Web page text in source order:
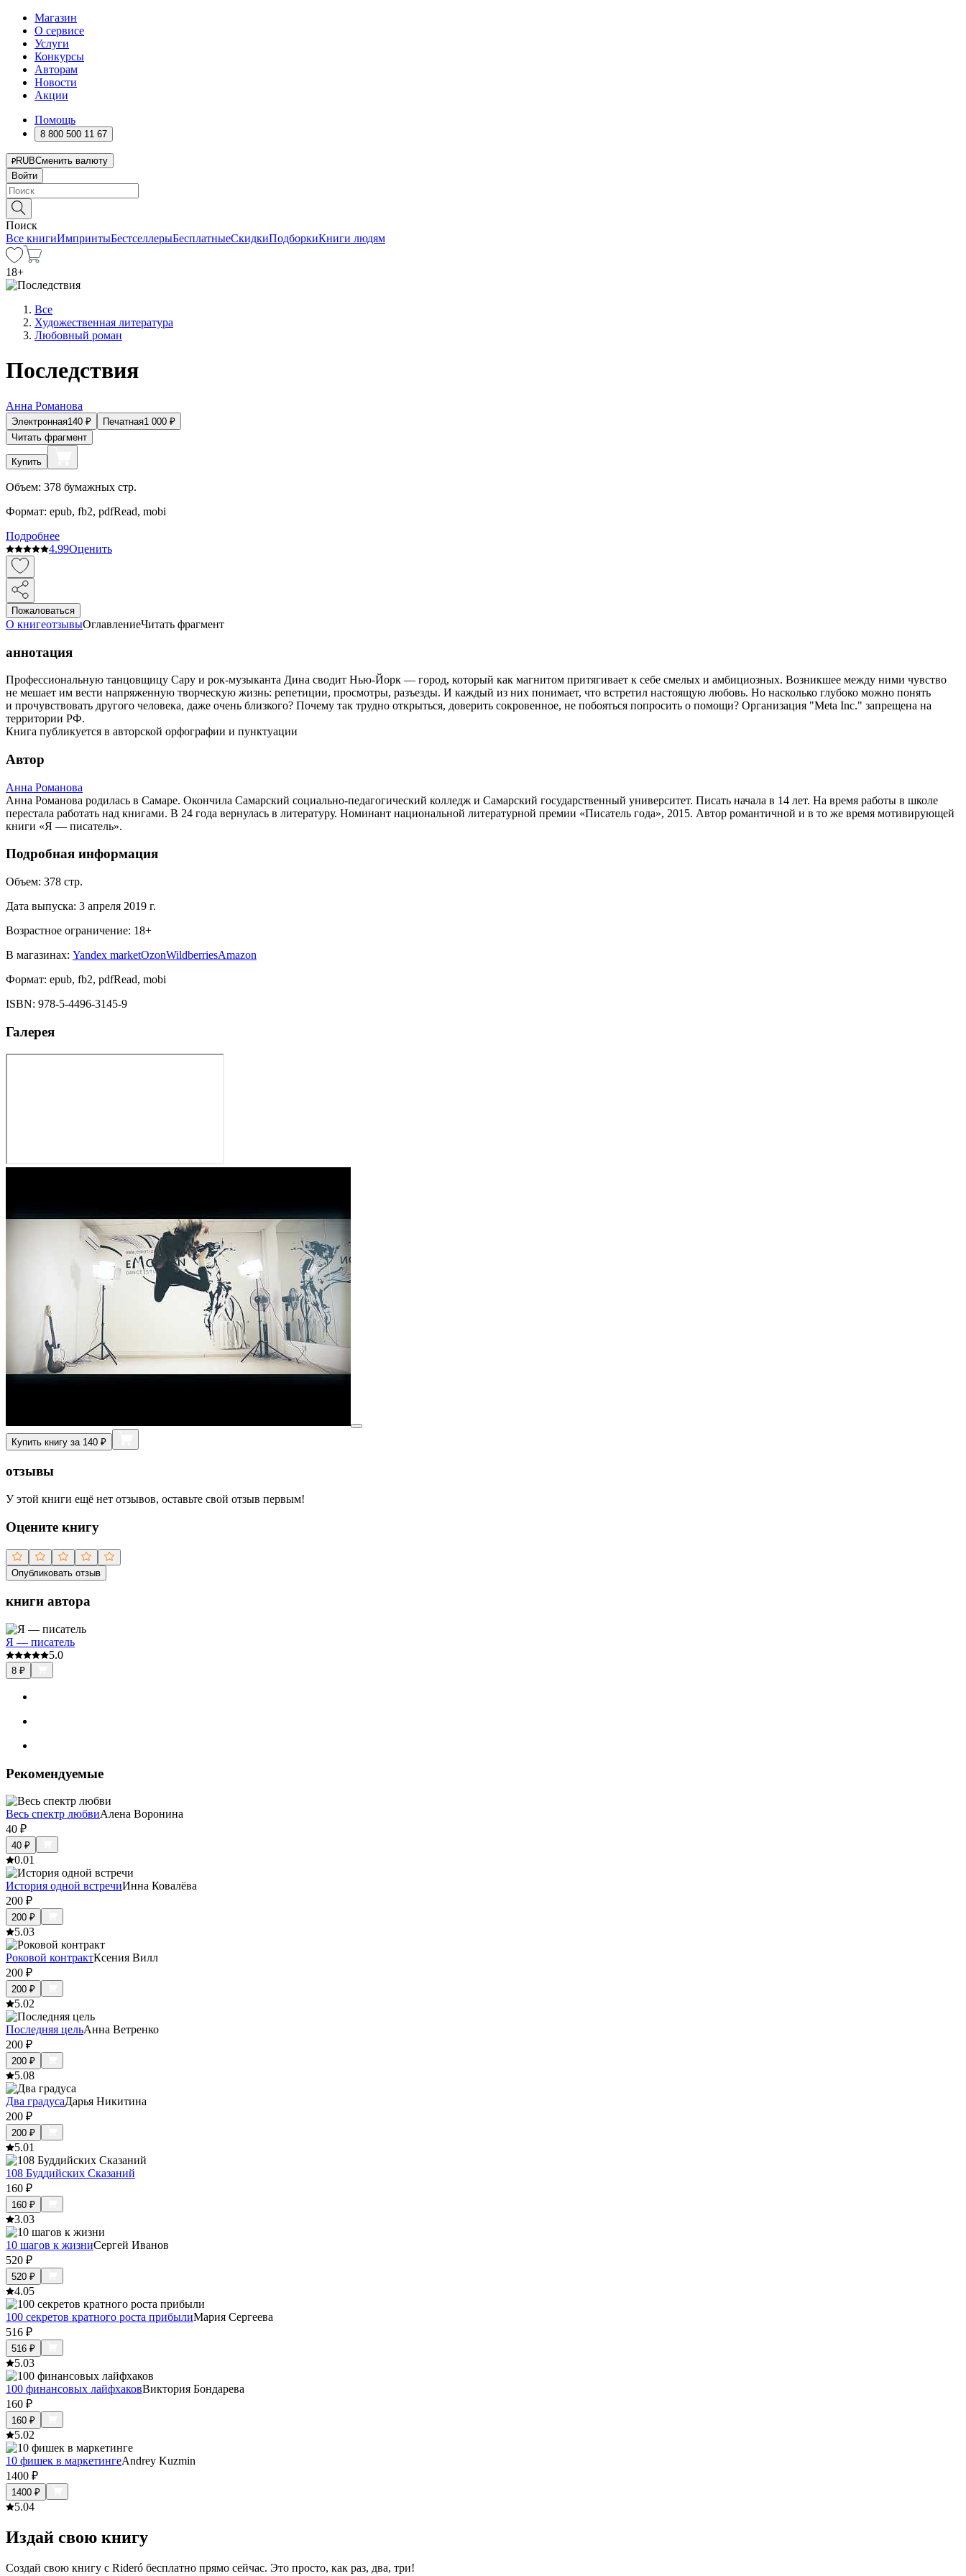
Магазин
О сервисе
Услуги
Конкурсы
Авторам
Новости
Акции
Помощь
8 800 500 11 67
RUBСменить валюту
Войти
Поиск
Все книгиИмпринтыБестселлерыБесплатныеСкидкиПодборкиКниги людям
18+
Все
Художественная литература
Любовный роман
Последствия
Анна Романова
Электронная140 ₽ Печатная1 000 ₽
Читать фрагмент
Купить
Объем: 378 бумажных стр.
Формат: epub, fb2, pdfRead, mobi
Подробнее
4.99Оценить
Пожаловаться
О книгеотзывыОглавлениеЧитать фрагмент
аннотация
Профессиональную танцовщицу Сару и рок-музыканта Дина сводит Нью-Йорк — город, который как магнитом притягивает к себе смелых и амбициозных. Возникшее между ними чувство
не мешает им вести напряженную творческую жизнь: репетиции, просмотры, разъезды. И каждый из них понимает, что встретил настоящую любовь. Но насколько глубоко можно понять
и прочувствовать другого человека, даже очень близкого? Почему так трудно открыться, доверить сокровенное, не побояться попросить о помощи? Организация "Meta Inc." запрещена на
территории РФ.
Книга публикуется в авторской орфографии и пунктуации
Автор
Анна Романова
Анна Романова родилась в Самаре. Окончила Самарский социально-педагогический колледж и Самарский государственный университет. Писать начала в 14 лет. На время работы в школе
перестала работать над книгами. В 24 года вернулась в литературу. Номинант национальной литературной премии «Писатель года», 2015. Автор романтичной и в то же время мотивирующей
книги «Я — писатель».
Подробная информация
Объем: 378 стр.
Дата выпуска: 3 апреля 2019 г.
Возрастное ограничение: 18+
В магазинах: Yandex marketOzonWildberriesAmazon
Формат: epub, fb2, pdfRead, mobi
ISBN: 978-5-4496-3145-9
Галерея
Купить книгу за 140 ₽
отзывы
У этой книги ещё нет отзывов, оставьте свой отзыв первым!
Оцените книгу
Опубликовать отзыв
книги автора
Я — писатель
5.0
8 ₽
Рекомендуемые
Весь спектр любвиАлена Воронина
40 ₽
40 ₽
0.01
История одной встречиИнна Ковалёва
200 ₽
200 ₽
5.03
Роковой контрактКсения Вилл
200 ₽
200 ₽
5.02
Последняя цельАнна Ветренко
200 ₽
200 ₽
5.08
Два градусаДарья Никитина
200 ₽
200 ₽
5.01
108 Буддийских Сказаний
160 ₽
160 ₽
3.03
10 шагов к жизниСергей Иванов
520 ₽
520 ₽
4.05
100 секретов кратного роста прибылиМария Сергеева
516 ₽
516 ₽
5.03
100 финансовых лайфхаковВиктория Бондарева
160 ₽
160 ₽
5.02
10 фишек в маркетингеAndrey Kuzmin
1400 ₽
1400 ₽
5.04
Издай свою книгу
Создай свою книгу с Rideró бесплатно прямо сейчас. Это просто, как раз, два, три!